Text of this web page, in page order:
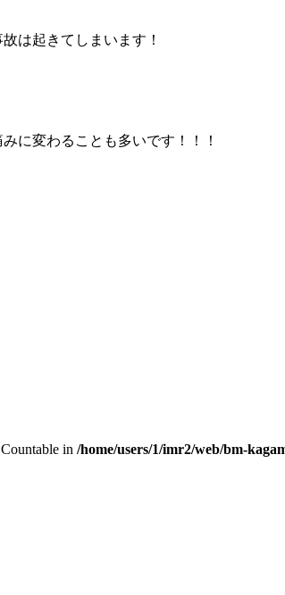
は起きてしまいます！
に変わることも多いです！！！
in /home/users/1/imr2/web/bm-